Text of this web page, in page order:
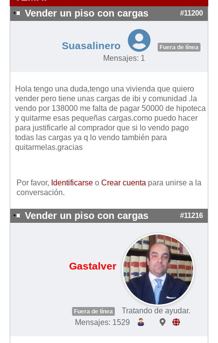
Requerimientos y comunicaciones
Formularios sobre Propiedad Horizontal
Modelos de Convocatoria de Junta de Propietarios
Modelos de Acta de Junta de Propietarios
Legislación
Legislación sobre Arrendamientos Urbanos
Legislación sobre la Comunidad de Propietarios
Legislación sobre Adquisición de Vivienda en Propiedad
Usuario
Entrar / Salir
Mis boletines
Vender un piso con cargas #11200
Suasalinero Fuera de línea
Mensajes: 1
Hola tengo una duda,tengo una vivienda que quiero
vender pero tiene unas cargas de ibi y comunidad .la
vendo por 138000 me falta de pagar 50000 de hipoteca
y quitarme esas pequeñas cargas.como puedo hacer
para justificarle al comprador que si lo vendo pago
todas las cargas ya q lo vendo también para
quitarmelas.gracias
Por favor, Identificarse o Crear cuenta para unirse a la
conversación.
Vender un piso con cargas #11216
Gastalver
Fuera de línea
Tratando de ayudar.
Mensajes: 1529